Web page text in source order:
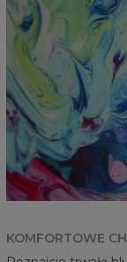
KOMFORTOWE